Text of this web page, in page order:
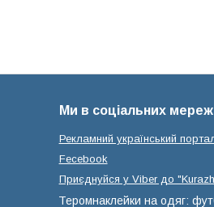
Ми в соціальних
Рекламний український
Fecebook
Приєднуйся у Viber до
Теромнаклейки на одяг: